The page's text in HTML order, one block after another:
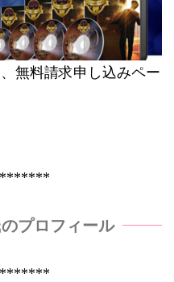
無料請求申し込みペー
プロフィール